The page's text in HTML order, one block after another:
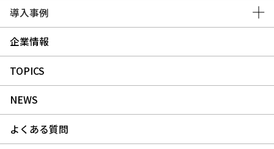
導入事例
企業情報
TOPICS
NEWS
よくある質問